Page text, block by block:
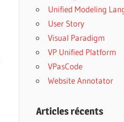
Unified Modeling
User Story
Visual Paradigm
VP Unified Platform
VPasCode
Website Annotator
Articles récents